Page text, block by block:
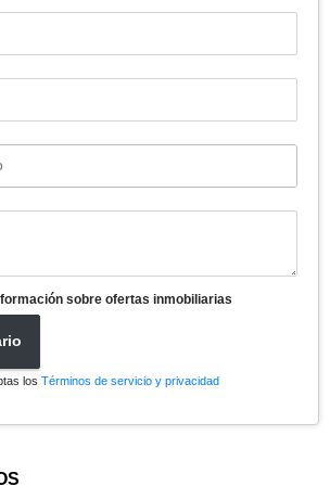
sobre ofertas inmobiliarias
los Términos de servicio y privacidad